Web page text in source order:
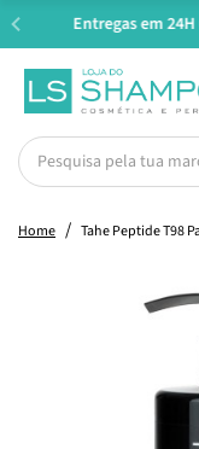
Entregas em
Home Tahe Peptide T98